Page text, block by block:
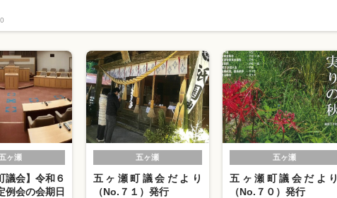
ヶ瀬
議会】令和６
例会の会期日
五ヶ瀬
五ヶ瀬町議会だより
（No.７１）発行
五ヶ瀬
五ヶ瀬町議会だより
（No.７０）発行